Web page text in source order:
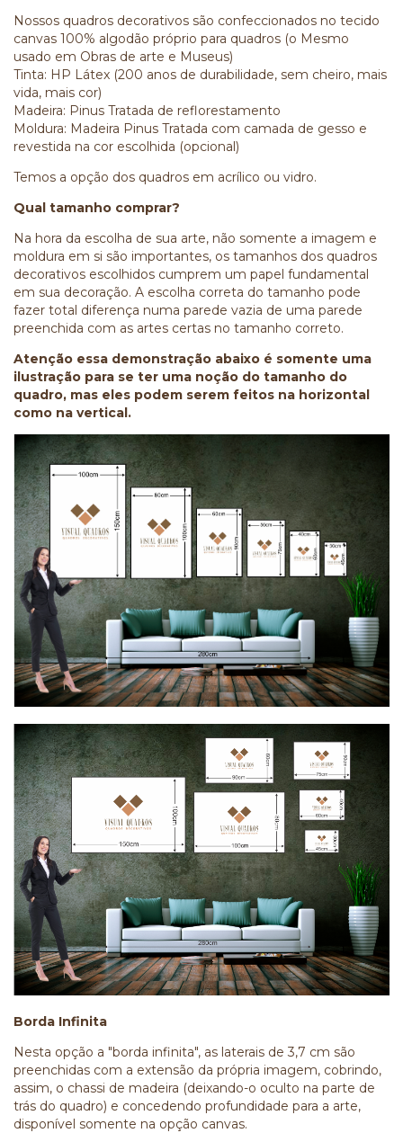
Nossos quadros decorativos são confeccionados no tecido
canvas 100% algodão próprio para quadros (o Mesmo
usado em Obras de arte e Museus)
Tinta: HP Látex (200 anos de durabilidade, sem cheiro, mais
vida, mais cor)
Madeira: Pinus Tratada de reflorestamento
Moldura: Madeira Pinus Tratada com camada de gesso e
revestida na cor escolhida (opcional)
Temos a opção dos quadros em acrílico ou vidro.
Qual tamanho comprar?
Na hora da escolha de sua arte, não somente a imagem e
moldura em si são importantes, os tamanhos dos quadros
decorativos escolhidos cumprem um papel fundamental
em sua decoração. A escolha correta do tamanho pode
fazer total diferença numa parede vazia de uma parede
preenchida com as artes certas no tamanho correto.
Atenção essa demonstração abaixo é somente uma
ilustração para se ter uma noção do tamanho do
quadro, mas eles podem serem feitos na horizontal
como na vertical.
Borda Infinita
Nesta opção a "borda infinita", as laterais de 3,7 cm são
preenchidas com a extensão da própria imagem, cobrindo,
assim, o chassi de madeira (deixando-o oculto na parte de
trás do quadro) e concedendo profundidade para a arte,
disponível somente na opção canvas.